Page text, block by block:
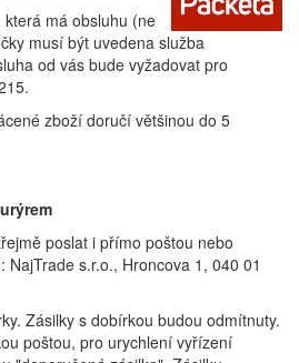
má obsluhu (ne
musí být uvedena služba
od vás bude vyžadovat pro
zboží doručí většinou do 5
poslat i přímo poštou nebo
s.r.o., Hroncova 1, 040 01
Zásilky s dobírkou budou odmítnuty.
poštou, pro urychlení vyřízení